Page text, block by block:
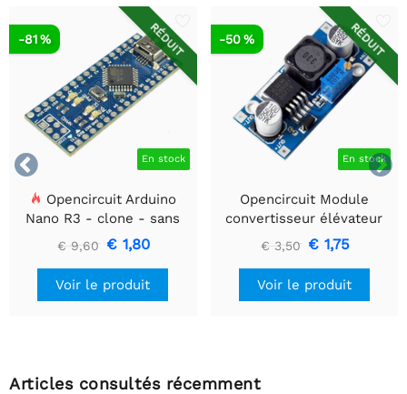


RÉDUIT
En stock
-81 %
Opencircuit Arduino
Nano R3 - clone - sans
en-têtes
€ 9,60 € 1,80
Voir le produit
RÉDUIT
En stock
-50 %
Opencircuit Module
convertisseur élévateur
5V - 35V XL6009
€ 3,50 € 1,75
Voir le produit
Articles consultés récemment